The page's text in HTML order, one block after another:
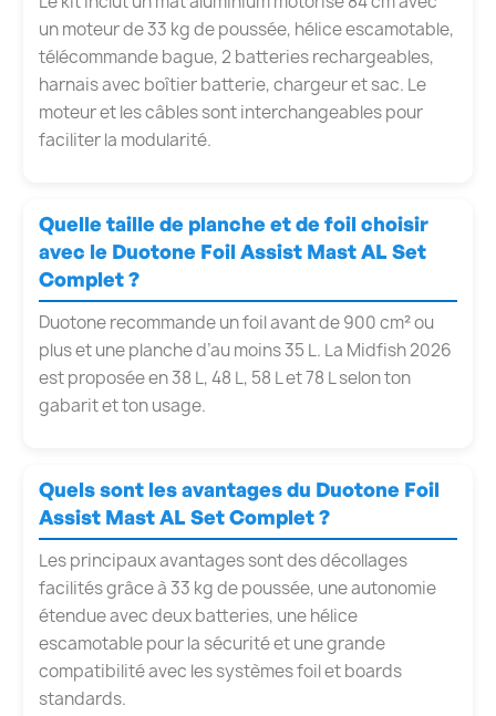
un moteur de 33 kg de poussée, hélice escamotable,
télécommande bague, 2 batteries rechargeables,
harnais avec boîtier batterie, chargeur et sac. Le
moteur et les câbles sont interchangeables pour
faciliter la modularité.
Quelle taille de planche et de foil choisir
avec le Duotone Foil Assist Mast AL Set
Complet ?
Duotone recommande un foil avant de 900 cm² ou
plus et une planche d’au moins 35 L. La Midfish 2026
est proposée en 38 L, 48 L, 58 L et 78 L selon ton
gabarit et ton usage.
Quels sont les avantages du Duotone Foil
Assist Mast AL Set Complet ?
Les principaux avantages sont des décollages
facilités grâce à 33 kg de poussée, une autonomie
étendue avec deux batteries, une hélice
escamotable pour la sécurité et une grande
compatibilité avec les systèmes foil et boards
standards.